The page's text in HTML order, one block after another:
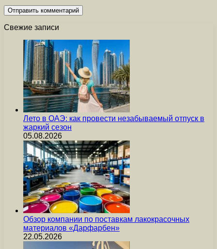
Свежие записи
Лето в ОАЭ: как провести незабываемый отпуск в
жаркий сезон
05.08.2026
Обзор компании по поставкам лакокрасочных
материалов «Дарфарбен»
22.05.2026